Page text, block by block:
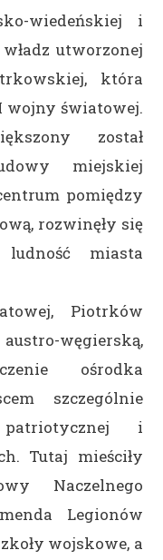
wiedeńskiej i
utworzonej
która
wojny światowej.
został
miejskiej
pomiędzy
rozwinęły się
ludność miasta
Piotrków
węgierską,
ośrodka
szczególnie
patriotycznej i
Tutaj mieściły
Naczelnego
Legionów
wojskowe, a